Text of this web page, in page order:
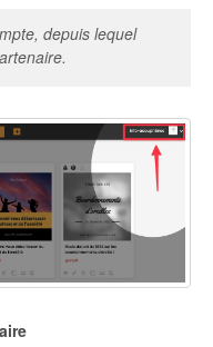
depuis lequel